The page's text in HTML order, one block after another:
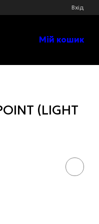
Вхід
Мій кошик
(LIGHT